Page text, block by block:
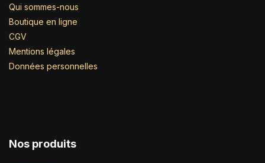
Qui sommes-nous
Boutique en ligne
CGV
Mentions légales
Données personnelles
Nos produits